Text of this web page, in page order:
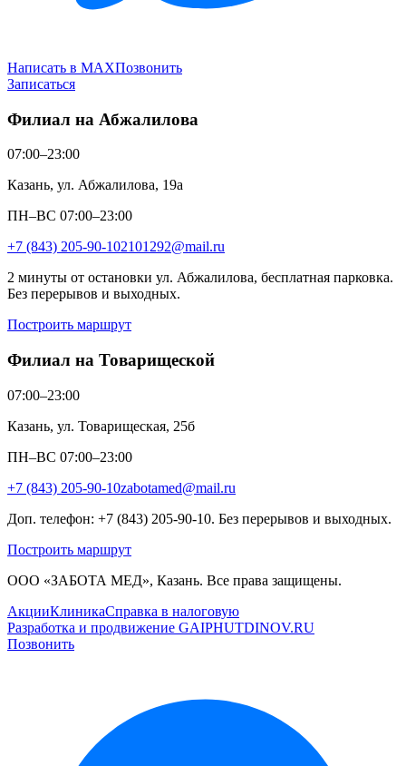
Написать в MAXПозвонить
Записаться
Филиал на Абжалилова
07:00–23:00
Казань, ул. Абжалилова, 19а
ПН–ВС 07:00–23:00
+7 (843) 205-90-102101292@mail.ru
2 минуты от остановки ул. Абжалилова, бесплатная парковка.
Без перерывов и выходных.
Построить маршрут
Филиал на Товарищеской
07:00–23:00
Казань, ул. Товарищеская, 25б
ПН–ВС 07:00–23:00
+7 (843) 205-90-10zabotamed@mail.ru
Доп. телефон: +7 (843) 205-90-10. Без перерывов и выходных.
Построить маршрут
ООО «ЗАБОТА МЕД», Казань. Все права защищены.
АкцииКлиникаСправка в налоговую
Разработка и продвижение GAIPHUTDINOV.RU
Позвонить